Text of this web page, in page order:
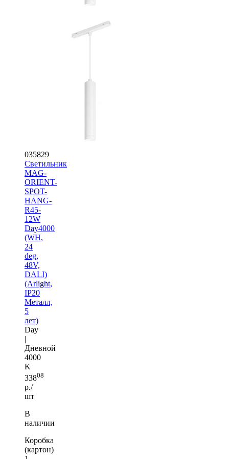
035829
Светильник
MAG-
ORIENT-
SPOT-
HANG-
R45-
12W
Day4000
(WH,
24
deg,
48V,
DALI)
(Arlight,
IP20
Металл,
5
лет)
Day
|
Дневной
4000
K
33808
р./
шт
В
наличии
Коробка
(картон)